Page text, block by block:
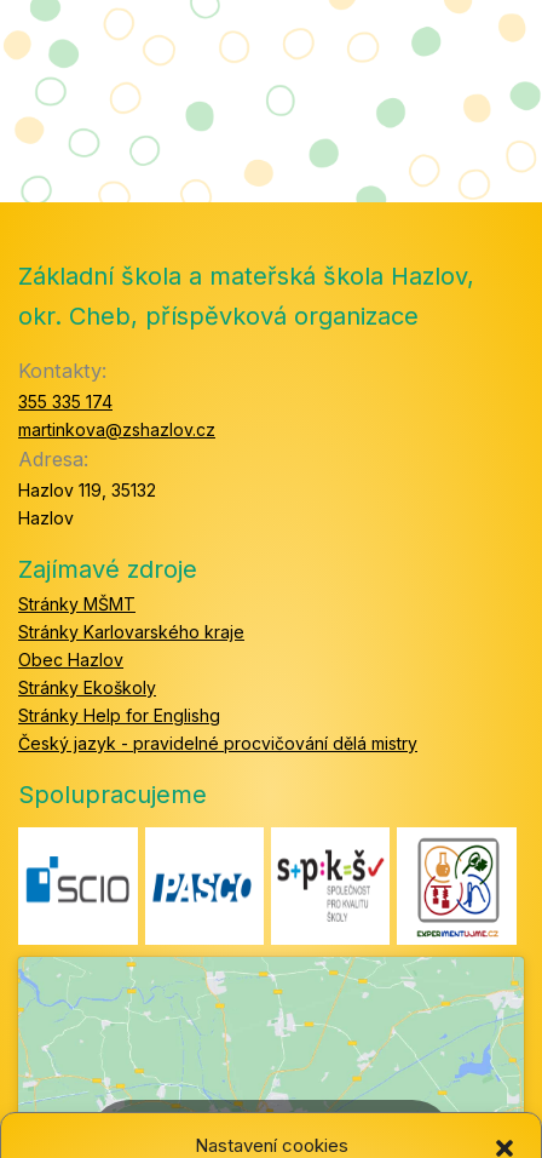
Nastavení cookies
Základní škola a mateřská škola Hazlov,
okr. Cheb, příspěvková organizace
Kontakty:
355 335 174
martinkova@zshazlov.cz
Adresa:
Hazlov 119, 35132
Hazlov
Zajímavé zdroje
Stránky MŠMT
Stránky Karlovarského kraje
Obec Hazlov
Stránky Ekoškoly
Stránky Help for Englishg
Český jazyk - pravidelné procvičování dělá mistry
Spolupracujeme
cookie a povolte tento obsah